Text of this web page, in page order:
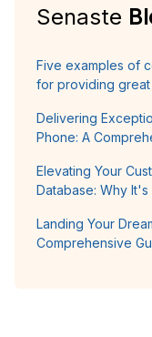
Senaste
Five examples of
for providing
Delivering
Phone: A
Elevating Your
Database: Why It's
Landing Your
Comprehensive